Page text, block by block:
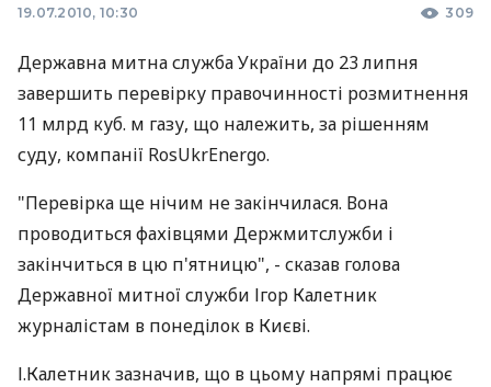
19.07.2010, 10:30 309
Державна митна служба України до 23 липня
завершить перевірку правочинності розмитнення
11 млрд куб. м газу, що належить, за рішенням
суду, компанії RosUkrEnergo.
"Перевірка ще нічим не закінчилася. Вона
проводиться фахівцями Держмитслужби і
закінчиться в цю п'ятницю", - сказав голова
Державної митної служби Ігор Калетник
журналістам в понеділок в Києві.
І.Калетник зазначив, що в цьому напрямі працює